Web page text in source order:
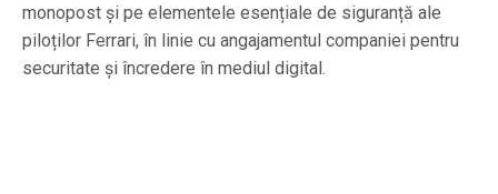
monopost și pe elementele esențiale de siguranță ale
piloților Ferrari, în linie cu angajamentul companiei pentru
securitate și încredere în mediul digital.